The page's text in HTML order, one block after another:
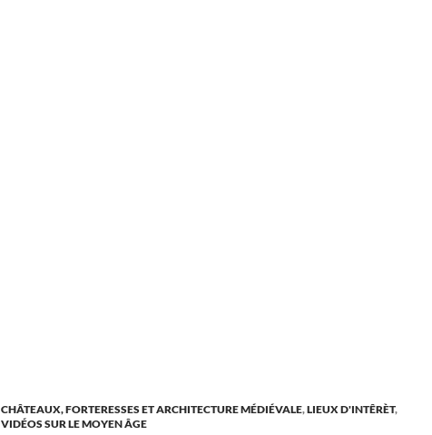
CHÂTEAUX, FORTERESSES ET ARCHITECTURE MÉDIÉVALE,LIEUX D'INTÊRÈT,
VIDÉOS SUR LE MOYEN ÂGE